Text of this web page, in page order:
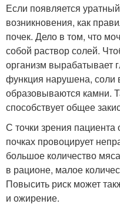
Если появляется
возникновения, как
почек. Дело в том, что
собой раствор солей.
организм вырабатывает
функция нарушена, соли
образовываются камни.
способствует общее
С точки зрения
почках провоцирует
большое количество
в рационе, малое
Повысить риск может
и ожирение.